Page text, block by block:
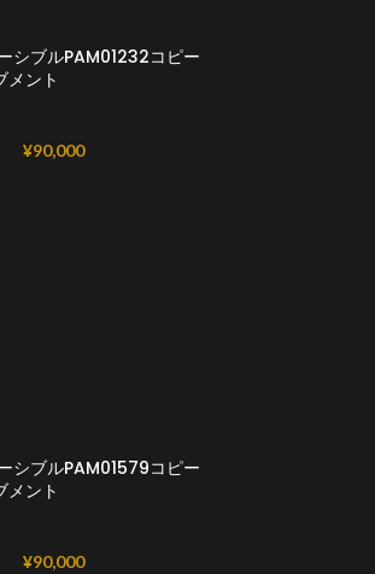
シブルPAM01232コピー
ント
¥90,000
シブルPAM01579コピー
ント
¥90,000